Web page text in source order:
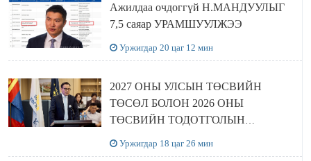
Ажилдаа очдоггүй Н.МАНДУУЛЫГ
7,5 саяар УРАМШУУЛЖЭЭ
Уржигдар 20 цаг 12 мин
2027 ОНЫ УЛСЫН ТӨСВИЙН
ТӨСӨЛ БОЛОН 2026 ОНЫ
ТӨСВИЙН ТОДОТГОЛЫН
Уржигдар 18 цаг 26 мин